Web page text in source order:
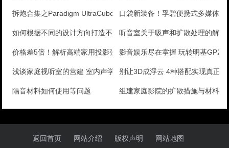
拆炮合集之Paradigm UltraCube 1低口袋新装备！孚碧便携式多媒体投
如何根据不同的设计方向打造不一样的视听娱乐空间？
听音室关于吸声和扩散处理的解释
价格差5倍！解析高端家用投影强在哪?影音娱乐尽在掌握 玩转明基GP2
浅谈家庭视听室的营建 室内声学处理注意事项别让3D成浮云 4种搭配实现真正
隔音材料如何使用等问题 组建家庭影院的扩散措施与材料分
返回首页 网站介绍 版权声明 网站地图